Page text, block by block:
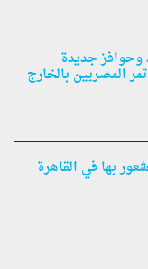
وحوافز جديدة
المصريين بالخارج
بها في القاهرة